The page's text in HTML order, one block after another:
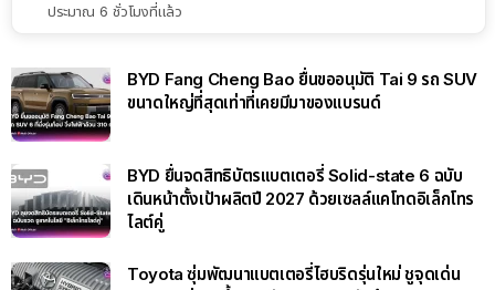
ประมาณ 6 ชั่วโมงที่แล้ว
BYD Fang Cheng Bao ยื่นขออนุมัติ Tai 9 รถ SUV
ขนาดใหญ่ที่สุดเท่าที่เคยมีมาของแบรนด์
BYD ยื่นจดสิทธิบัตรแบตเตอรี่ Solid-state 6 ฉบับ
เดินหน้าตั้งเป้าผลิตปี 2027 ด้วยเซลล์แคโทดอิเล็กโทร
ไลต์คู่
Toyota ซุ่มพัฒนาแบตเตอรี่ไฮบริดรุ่นใหม่ ชูจุดเด่น